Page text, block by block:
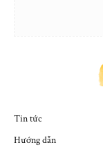
Tin tức
Hướng dẫn